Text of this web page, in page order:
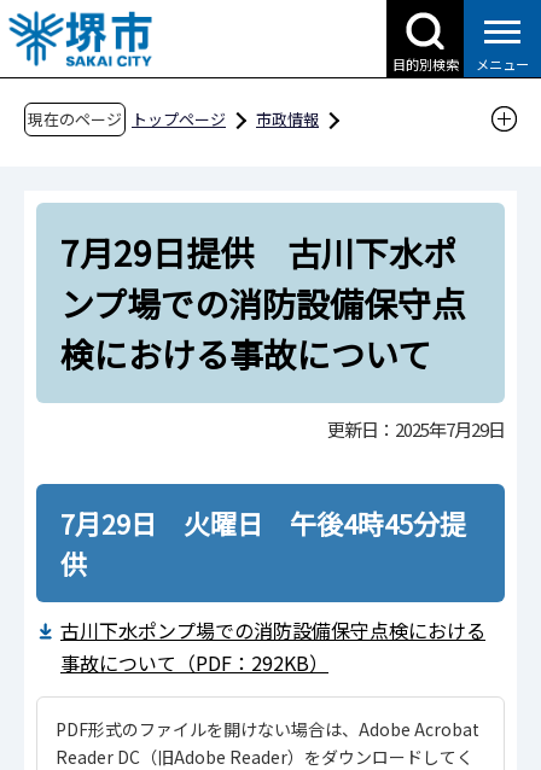
こ
の
ペ
目的別検索 メニュー
現在のページ トップページ
市政情報
報道提供資料
過去の報道提供資料
令和7年
令和7年7月
7月29日提供 古川下水ポンプ場での消防設備
保守点検における事故について
7月29日提供 古川下水ポ
ンプ場での消防設備保守点
検における事故について
更新日：2025年7月29日
7月29日 火曜日 午後4時45分提
供
古川下水ポンプ場での消防設備保守点検における
事故について（PDF：292KB）
PDF形式のファイルを開けない場合は、Adobe Acrobat
Reader DC（旧Adobe Reader）をダウンロードしてく